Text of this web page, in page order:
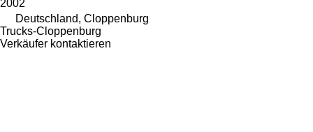
2002
Deutschland, Cloppenburg
Trucks-Cloppenburg
Verkäufer kontaktieren